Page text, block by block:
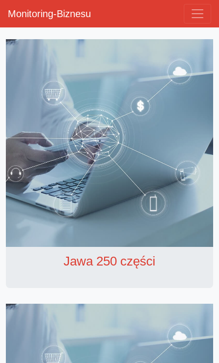
Monitoring-Biznesu
Jawa 250 części